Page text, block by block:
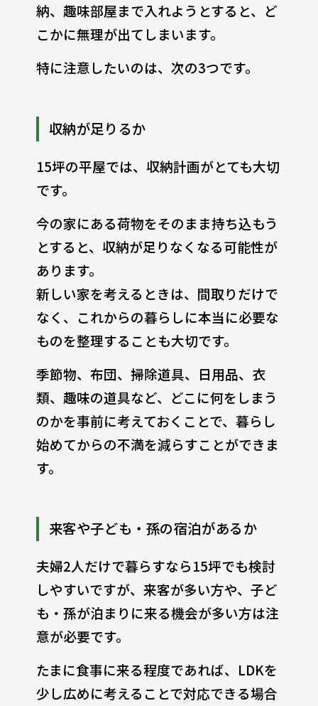
納、趣味部屋まで入れようとすると、ど
こかに無理が出てしまいます。
特に注意したいのは、次の3つです。
収納が足りるか
15坪の平屋では、収納計画がとても大切
です。
今の家にある荷物をそのまま持ち込もう
とすると、収納が足りなくなる可能性が
あります。
新しい家を考えるときは、間取りだけで
なく、これからの暮らしに本当に必要な
ものを整理することも大切です。
季節物、布団、掃除道具、日用品、衣
類、趣味の道具など、どこに何をしまう
のかを事前に考えておくことで、暮らし
始めてからの不満を減らすことができま
す。
来客や子ども・孫の宿泊があるか
夫婦2人だけで暮らすなら15坪でも検討
しやすいですが、来客が多い方や、子ど
も・孫が泊まりに来る機会が多い方は注
意が必要です。
たまに食事に来る程度であれば、LDKを
少し広めに考えることで対応できる場合